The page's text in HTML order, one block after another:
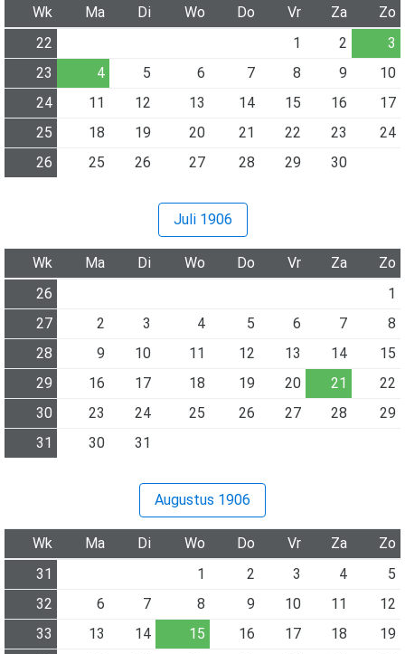
Wk Ma Di Wo Do Vr Za
Zo
22
1 2
3
23
4 5 6 7 8 9
10
24
11 12 13 14 15 16
17
25
18 19 20 21 22 23
24
26
25 26 27 28 29 30
Juli 1906
Wk Ma Di Wo Do Vr Za
Zo
26
1
27
2 3 4 5 6 7
8
28
9 10 11 12 13 14
15
29
16 17 18 19 20 21
22
30
23 24 25 26 27 28
29
31
30 31
Augustus 1906
Wk Ma Di Wo Do Vr Za
Zo
31
1 2 3 4
5
32
6 7 8 9 10 11
12
33
13 14 15 16 17 18
19